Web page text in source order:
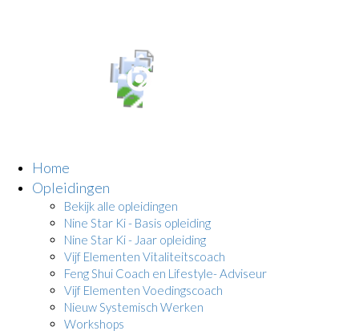
Home
Opleidingen
Bekijk alle opleidingen
Nine Star Ki - Basis opleiding
Nine Star Ki - Jaar opleiding
Vijf Elementen Vitaliteitscoach
Feng Shui Coach en Lifestyle- Adviseur
Vijf Elementen Voedingscoach
Nieuw Systemisch Werken
Workshops